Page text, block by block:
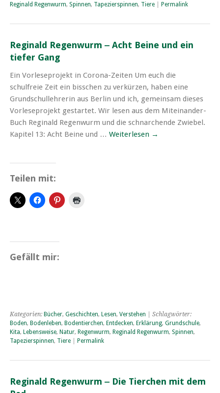
Reginald Regenwurm, Spinnen, Tapezierspinnen, Tiere Permalink
Reginald Regenwurm ‒ Acht Beine und ein
tiefer Gang
Ein Vorleseprojekt in Corona-Zeiten Um euch die
schulfreie Zeit ein bisschen zu verkürzen, haben eine
Grundschullehrerin aus Berlin und ich, gemeinsam dieses
Vorleseprojekt gestartet. Wir lesen aus dem Miteinander-
Buch Reginald Regenwurm und die schnarchende Zwiebel.
Kapitel 13: Acht Beine und … Weiterlesen →
Teilen mit:
Gefällt mir:
Kategorien: Bücher, Geschichten, Lesen, Verstehen | Schlagwörter:
Boden, Bodenleben, Bodentierchen, Entdecken, Erklärung, Grundschule,
Kita, Lebensweise, Natur, Regenwurm, Reginald Regenwurm, Spinnen,
Tapezierspinnen, Tiere Permalink
Reginald Regenwurm ‒ Die Tierchen mit dem